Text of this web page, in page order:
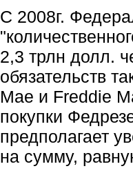
С 2008г.
2,3 трлн долл.
обязательств
Mae и Freddie
покупки
предполагает
на сумму,